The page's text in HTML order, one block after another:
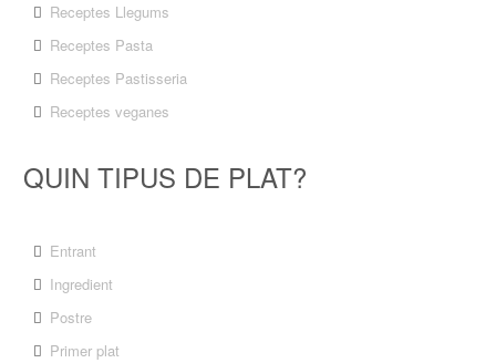
Receptes Llegums
Receptes Pasta
Receptes Pastisseria
Receptes veganes
QUIN TIPUS DE PLAT?
Entrant
Ingredient
Postre
Primer plat